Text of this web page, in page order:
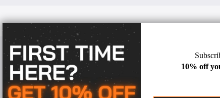
Artikel 2.